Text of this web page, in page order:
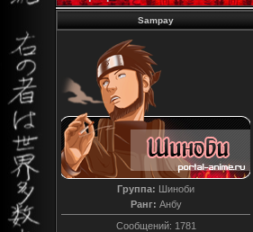
Sampay
Группа: Шиноби
Ранг: Анбу
Сообщений: 1781